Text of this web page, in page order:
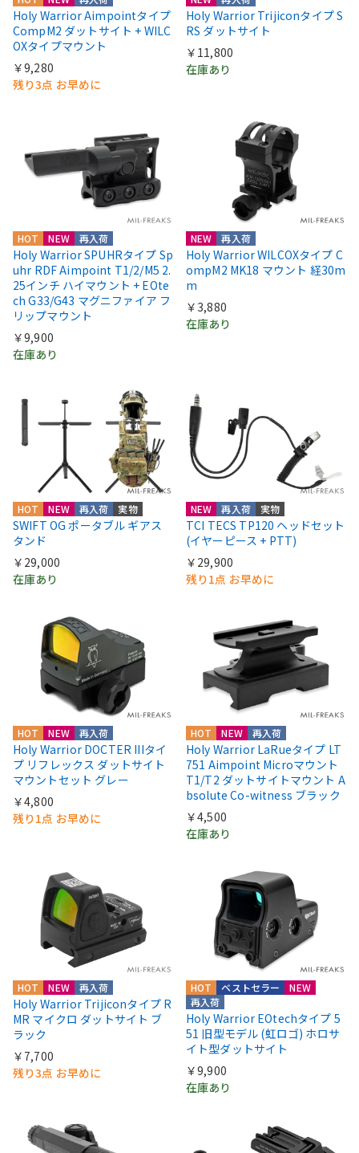
Holy Warrior Aimpointタイプ
CompM2 ダットサイト + WILC
OXタイプマウント
￥9,280
残り3点 お早めに
Holy Warrior Trijiconタイプ S
RS ダットサイト
￥11,800
在庫あり
HOT NEW 再入荷
Holy Warrior SPUHRタイプ Sp
uhr RDF Aimpoint T1/2/M5 2.
25インチ ハイマウント + EOte
ch G33/G43 マグニファイア フ
リップマウント
￥9,900
在庫あり
NEW 再入荷
Holy Warrior WILCOXタイプ C
ompM2 MK18 マウント 経30m
m
￥3,880
在庫あり
HOT NEW 再入荷 実物
SWIFT OG ポータブル ギアス
タンド
￥29,000
在庫あり
NEW 再入荷 実物
TCI TECS TP120 ヘッドセット
(イヤーピース + PTT)
￥29,900
残り1点 お早めに
HOT NEW 再入荷
Holy Warrior DOCTER IIIタイ
プ リフレックス ダットサイト
マウントセット グレー
￥4,800
残り1点 お早めに
HOT NEW 再入荷
Holy Warrior LaRueタイプ LT
751 Aimpoint Microマウント
T1/T2 ダットサイトマウント A
bsolute Co-witness ブラック
￥4,500
在庫あり
HOT NEW 再入荷
Holy Warrior Trijiconタイプ R
MR マイクロ ダットサイト ブ
ラック
￥7,700
残り3点 お早めに
HOT
NEW
再入荷
ベストセラー
Holy Warrior EOtechタイプ 5
51 旧型モデル (虹ロゴ) ホロサ
イト型ダットサイト
￥9,900
在庫あり